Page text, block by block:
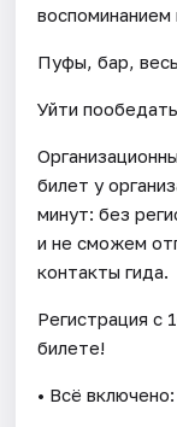
Пуфы, бар,
Уйти
билет у
минут: без
и не сможем
контакты гида.
Регистрация с
билете!
• Всё